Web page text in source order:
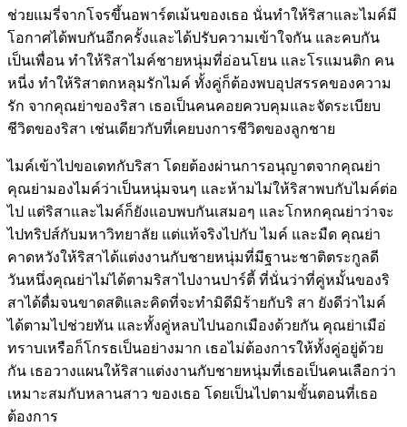
ช่วยแมรี่จากโจรขึ้นอพาร์ตเม้นของเธอ นั่นทำให้ริสาและไมค์มี
โอกาศได้พบกันอีกครั้งและได้ปรับความเข้าใจกัน และคบกัน
เป็นเพื่อน ทำให้ริสาไมค์ชายหนุ่มที่อ่อนโยน และโรแมนติก คน
หนี่ง ทำให้ริสาตกหลุมรักไมค์ ทั้งคู่ก็ต้องพบอุปสรรคของความ
รัก จากคุณย่าของริสา เธอเป็นคนคอยควบคุมและจัดระเบียบ
ชีวิตของริสา เช่นเดียวกับที่เคยบงการชีวิตของลูกชาย
ไมค์เข้าไปขอเดทกับริสา โดยต้องผ่านการอนุญาตจากคุณย่า
คุณย่ามองไมค์ว่าเป็นหนุ่มจนๆ และห้ามไม่ให้ริสาพบกับไมค์ต่อ
ไป แต่ริสาและไมค์ก็ยังแอบพบกันเสมอๆ และโกหกคุณย่าว่าจะ
ไปทริปส์กับมหาวิทยาลัย แต่แท้จริงไปกับ ไมค์ และมืด คุณย่า
คาดหวังให้ริสาได้แต่งงานกับชายหนุ่มที่มีฐานะชาติตระกูลดี
วันหนึ่งคุณย่าไม่ได้ตามริสาไปงานปาร์ตี้ ที่นั่นว่าที่คู่หมั้นของริ
สาได้ดื่มจนขาดสติและคิดที่จะทำมิดีมิร้ายกับริ สา ยังดีว่าไมค์
ได้ตามไปช่วยทัน และทั้งคู่หลบไปนอกเมืองด้วยกัน คุณย่าเมือ่
ทราบเหรือก็โกรธเป็นอย่างมาก เธอไม่ต้องการให้ทั้งคู่อยู่ด้วย
กัน เธอวางแผนให้ริสาแต่งงานกับชายหนุ่มที่เธอเป็นคนเลือกว่า
เหมาะสมกับหลานสาว ของเธอ โดยเป็นไปตามขั้นตอนที่เธอ
ต้องการ